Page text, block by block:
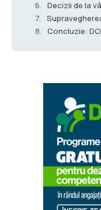
Decizii de la
Concluzie: